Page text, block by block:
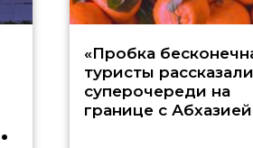
«Пробка
туристы
суперочереди на
границе с Абхазией